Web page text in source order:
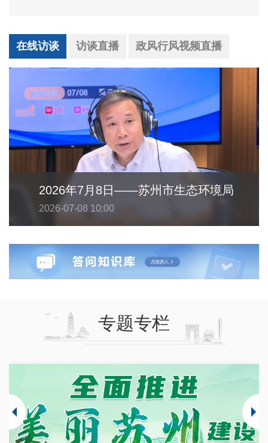
在线访谈 访谈直播 政风行风视频直播
2026年7月8日——苏州市生态环境局
2026-07-08 10:00
专题专栏